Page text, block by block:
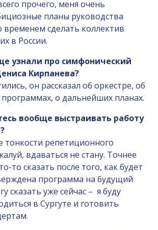
прочего, меня очень
планы руководства
сделать коллектив
в России.
узнали про симфонический
Кирпанева?
он рассказал об оркестре, об
о дальнейших планах.
вообще выстраивать работу
тонкости репетиционного
вдаваться не стану. Точнее
то сказать после того, как будет
программа на будущий
сказать уже сейчас – я буду
в Сургуте и готовить